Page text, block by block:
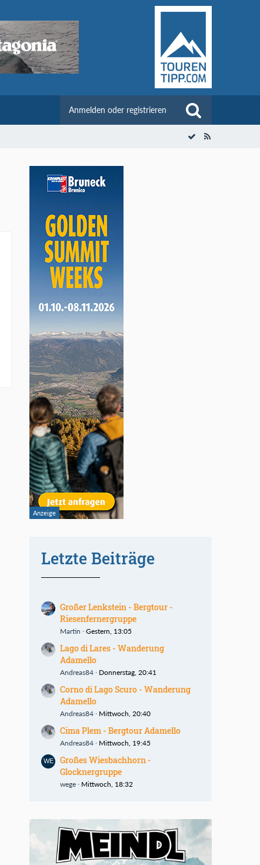
Anmelden oder registrieren
Letzte Beiträge
Großer Lenkstein - Bergtour -
Riesenfernergruppe
Martin Gestern, 13:05
Lago di Lares - Wanderung
Adamello
Andreas84 Donnerstag, 20:41
Corno di Lago Scuro - Wanderung
Adamello
Andreas84 Mittwoch, 20:40
Cima Plem - Bergtour Adamello
Andreas84 Mittwoch, 19:45
Großes Wiesbachhorn -
Glocknergruppe
wege Mittwoch, 18:32